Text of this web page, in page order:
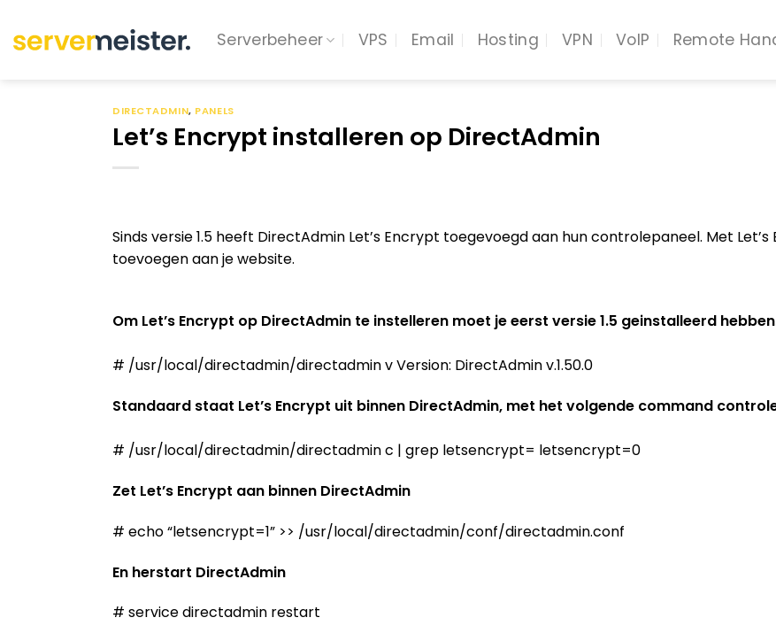
naar
inhoud
Serverbeheer VPS Email Hosting VPN VoIP Remote
DIRECTADMIN, PANELS
Let’s Encrypt installeren op DirectAdmin
Sinds versie 1.5 heeft DirectAdmin Let’s Encrypt toegevoegd aan hun controlepaneel. Met
toevoegen aan je website.
Om Let’s Encrypt op DirectAdmin te instelleren moet je eerst versie 1.5 geinstalleerd
# /usr/local/directadmin/directadmin v Version: DirectAdmin v.1.50.0
Standaard staat Let’s Encrypt uit binnen DirectAdmin, met het volgende command
# /usr/local/directadmin/directadmin c | grep letsencrypt= letsencrypt=0
Zet Let’s Encrypt aan binnen DirectAdmin
# echo “letsencrypt=1” >> /usr/local/directadmin/conf/directadmin.conf
En herstart DirectAdmin
# service directadmin restart